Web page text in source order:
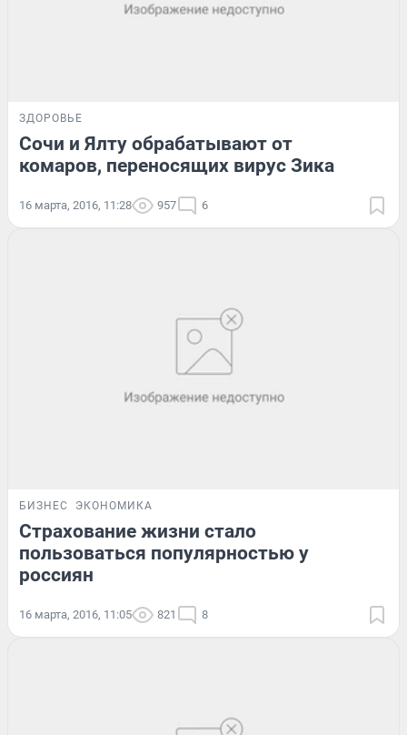
ЗДОРОВЬЕ
Сочи и Ялту обрабатывают от
комаров, переносящих вирус Зика
16 марта, 2016, 11:28 957 6
БИЗНЕС ЭКОНОМИКА
Страхование жизни стало
пользоваться популярностью у
россиян
16 марта, 2016, 11:05 821 8